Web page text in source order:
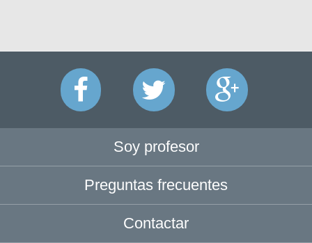
Soy profesor
Preguntas frecuentes
Contactar